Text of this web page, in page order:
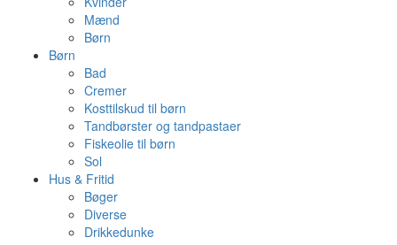
Mænd
Børn
Børn
Bad
Cremer
Kosttilskud til børn
Tandbørster og tandpastaer
Fiskeolie til børn
Sol
Hus & Fritid
Bøger
Diverse
Drikkedunke